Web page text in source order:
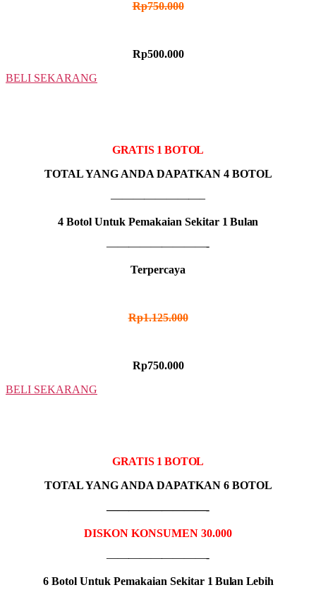
Rp750.000
Rp500.000
BELI SEKARANG
GRATIS 1 BOTOL
TOTAL YANG ANDA DAPATKAN 4 BOTOL
————————–
4 Botol Untuk Pemakaian Sekitar 1 Bulan
—————————-
Terpercaya
Rp1.125.000
Rp750.000
BELI SEKARANG
GRATIS 1 BOTOL
TOTAL YANG ANDA DAPATKAN 6 BOTOL
—————————-
DISKON KONSUMEN 30.000
—————————-
6 Botol Untuk Pemakaian Sekitar 1 Bulan Lebih